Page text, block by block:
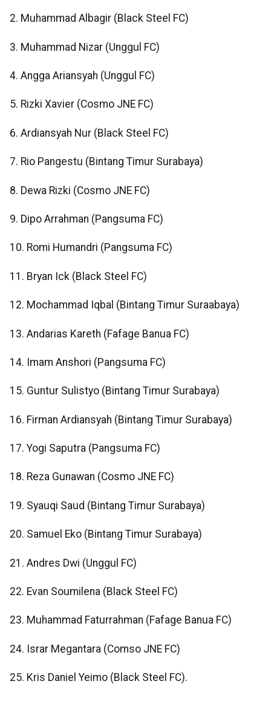
2. Muhammad Albagir (Black Steel FC)
3. Muhammad Nizar (Unggul FC)
4. Angga Ariansyah (Unggul FC)
5. Rizki Xavier (Cosmo JNE FC)
6. Ardiansyah Nur (Black Steel FC)
7. Rio Pangestu (Bintang Timur Surabaya)
8. Dewa Rizki (Cosmo JNE FC)
9. Dipo Arrahman (Pangsuma FC)
10. Romi Humandri (Pangsuma FC)
11. Bryan Ick (Black Steel FC)
12. Mochammad Iqbal (Bintang Timur Suraabaya)
13. Andarias Kareth (Fafage Banua FC)
14. Imam Anshori (Pangsuma FC)
15. Guntur Sulistyo (Bintang Timur Surabaya)
16. Firman Ardiansyah (Bintang Timur Surabaya)
17. Yogi Saputra (Pangsuma FC)
18. Reza Gunawan (Cosmo JNE FC)
19. Syauqi Saud (Bintang Timur Surabaya)
20. Samuel Eko (Bintang Timur Surabaya)
21. Andres Dwi (Unggul FC)
22. Evan Soumilena (Black Steel FC)
23. Muhammad Faturrahman (Fafage Banua FC)
24. Israr Megantara (Comso JNE FC)
25. Kris Daniel Yeimo (Black Steel FC).